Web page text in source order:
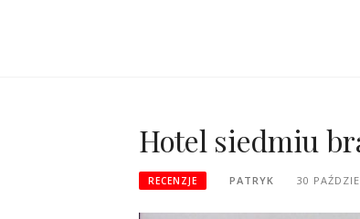
Hotel siedmiu
RECENZJE PATRYK 30